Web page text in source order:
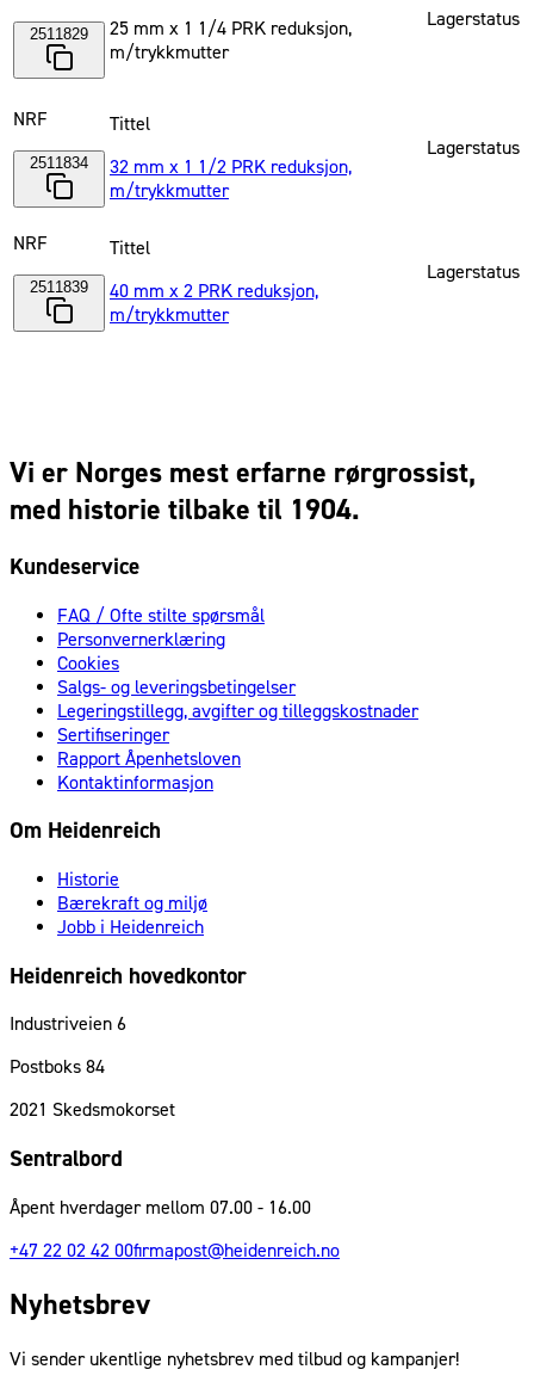
2511829
25 mm x 1 1/4 PRK reduksjon,
m/trykkmutter
Lagerstatus
NRF
2511834
Tittel
32 mm x 1 1/2 PRK reduksjon,
m/trykkmutter
Lagerstatus
NRF
2511839
Tittel
40 mm x 2 PRK reduksjon,
m/trykkmutter
Lagerstatus
Vi er Norges mest erfarne rørgrossist,
med historie tilbake til 1904.
Kundeservice
FAQ / Ofte stilte spørsmål
Personvernerklæring
Cookies
Salgs- og leveringsbetingelser
Legeringstillegg, avgifter og tilleggskostnader
Sertifiseringer
Rapport Åpenhetsloven
Kontaktinformasjon
Om Heidenreich
Historie
Bærekraft og miljø
Jobb i Heidenreich
Heidenreich hovedkontor
Industriveien 6
Postboks 84
2021 Skedsmokorset
Sentralbord
Åpent hverdager mellom 07.00 - 16.00
+47 22 02 42 00firmapost@heidenreich.no
Nyhetsbrev
Vi sender ukentlige nyhetsbrev med tilbud og kampanjer!